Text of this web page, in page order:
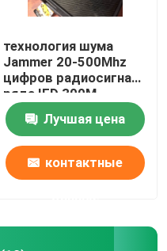
технология шума
Jammer 20-500Mhz
цифров радиосигнала
ряда IED 300M
Лучшая цена
контактные